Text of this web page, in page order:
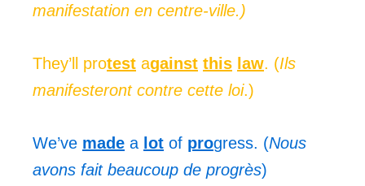
manifestation en centre-ville.)
They’ll protest against this law. (Ils
manifesteront contre cette loi.)
We’ve made a lot of progress. (Nous
avons fait beaucoup de progrès)